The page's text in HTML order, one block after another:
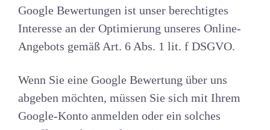
Google Bewertungen ist unser berechtigtes
Interesse an der Optimierung unseres Online-
Angebots gemäß Art. 6 Abs. 1 lit. f DSGVO.
Wenn Sie eine Google Bewertung über uns
abgeben möchten, müssen Sie sich mit Ihrem
Google-Konto anmelden oder ein solches